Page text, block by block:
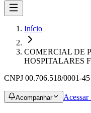
Início
COMERCIAL DE
HOSPITALARES
CNPJ 00.706.518/0001-45
Acompanhar